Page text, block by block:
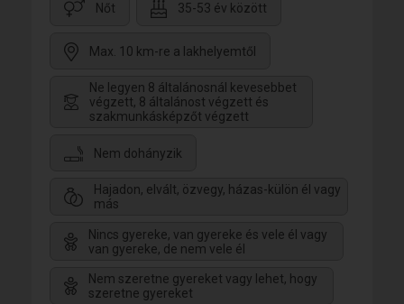
Nőt 35-53 év között
Max. 10 km-re a lakhelyemtől
Ne legyen 8 általánosnál kevesebbet
végzett, 8 általánost végzett és
szakmunkásképzőt végzett
Nem dohányzik
Hajadon, elvált, özvegy, házas-külön él vagy
más
Nincs gyereke, van gyereke és vele él vagy
van gyereke, de nem vele él
Nem szeretne gyereket vagy lehet, hogy
szeretne gyereket